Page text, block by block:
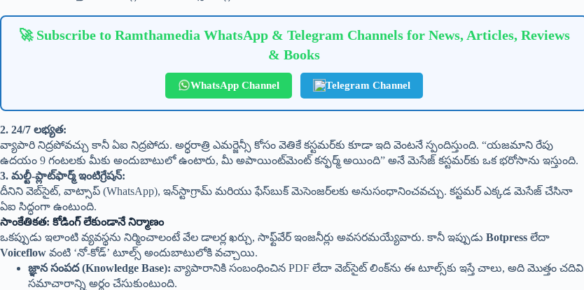
🚀 Subscribe to Ramthamedia WhatsApp & Telegram Channels for News, Articles, Reviews
& Books
WhatsApp Channel Telegram Channel
2. 24/7 లభ్యత:
వ్యాపారి నిద్రపోవచ్చు కానీ ఏఐ నిద్రపోదు. అర్ధరాత్రి ఎమర్జెన్సీ కోసం వెతికే కస్టమర్‌కు కూడా ఇది వెంటనే స్పందిస్తుంది. “యజమాని రేపు
ఉదయం 9 గంటలకు మీకు అందుబాటులో ఉంటారు, మీ అపాయింట్‌మెంట్ కన్ఫర్మ్ అయింది” అనే మెసేజ్ కస్టమర్‌కు ఒక భరోసాను ఇస్తుంది.
3. మల్టీ-ప్లాట్‌ఫార్మ్ ఇంటిగ్రేషన్:
దీనిని వెబ్‌సైట్, వాట్సాప్ (WhatsApp), ఇన్‌స్టాగ్రామ్ మరియు ఫేస్‌బుక్ మెసెంజర్‌లకు అనుసంధానించవచ్చు. కస్టమర్ ఎక్కడ మెసేజ్ చేసినా
ఏఐ సిద్ధంగా ఉంటుంది.
సాంకేతికత: కోడింగ్ లేకుండానే నిర్మాణం
ఒకప్పుడు ఇలాంటి వ్యవస్థను నిర్మించాలంటే వేల డాలర్ల ఖర్చు, సాఫ్ట్‌వేర్ ఇంజనీర్లు అవసరమయ్యేవారు. కానీ ఇప్పుడు Botpress లేదా
Voiceflow వంటి ‘నో-కోడ్’ టూల్స్ అందుబాటులోకి వచ్చాయి.
జ్ఞాన సంపద (Knowledge Base): వ్యాపారానికి సంబంధించిన PDF లేదా వెబ్‌సైట్ లింక్‌ను ఈ టూల్స్‌కు ఇస్తే చాలు, అది మొత్తం చదివి
సమాచారాన్ని అర్థం చేసుకుంటుంది.